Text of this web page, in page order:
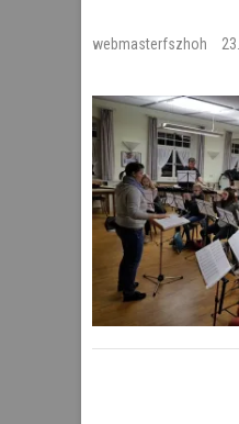
webmasterfszhoh